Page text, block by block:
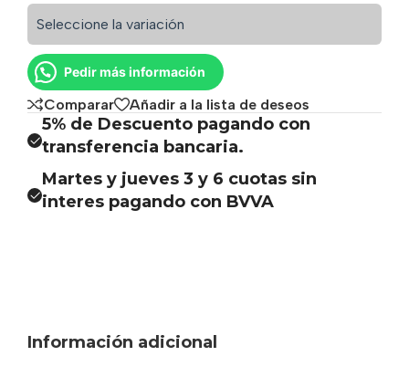
Seleccione la variación
Pedir más información
Comparar Añadir a la lista de deseos
5% de Descuento pagando con
transferencia bancaria.
Martes y jueves 3 y 6 cuotas sin
interes pagando con BVVA
Información adicional